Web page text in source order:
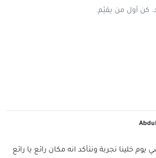
كن أول من يقيّم.
خلينا نجربة ونتأكد انه مكان رائع يا رائع